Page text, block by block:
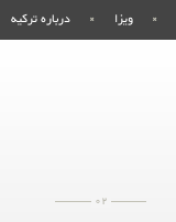
درباره ترکیه ویزا
02